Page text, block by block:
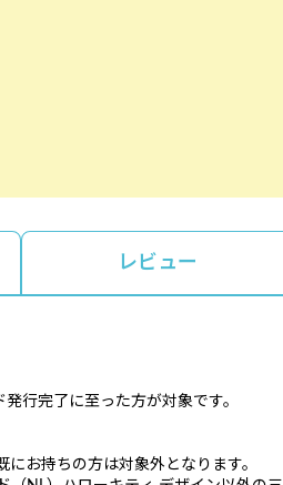
レビュー
行完了に至った方が対象です。
お持ちの方は対象外となります。